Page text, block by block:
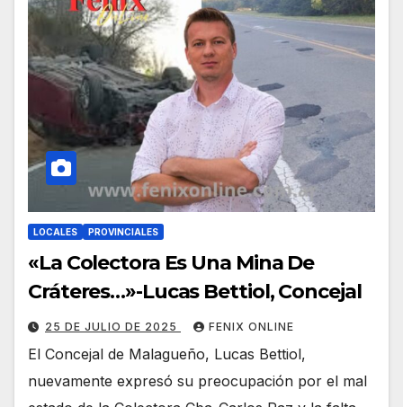
LOCALES PROVINCIALES
«La Colectora Es Una Mina De
Cráteres…»-Lucas Bettiol, Concejal
25 DE JULIO DE 2025 FENIX ONLINE
El Concejal de Malagueño, Lucas Bettiol,
nuevamente expresó su preocupación por el mal